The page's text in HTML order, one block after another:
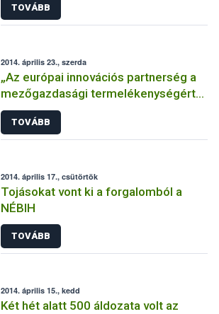
TOVÁBB
2014. április 23., szerda
„Az európai innovációs partnerség a
mezőgazdasági termelékenységért
és fenntarthatóságért” konferencia
TOVÁBB
2014. április 17., csütörtök
Tojásokat vont ki a forgalomból a
NÉBIH
TOVÁBB
2014. április 15., kedd
Két hét alatt 500 áldozata volt az